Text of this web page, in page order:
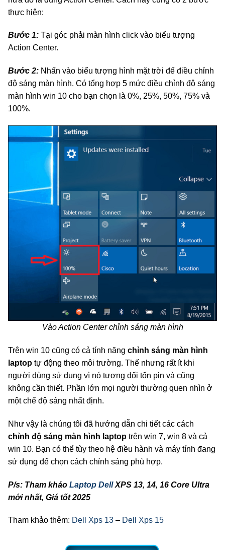
thực hiện:
Bước 1: Tại góc phải màn hình click vào biểu tượng
Action Center.
Bước 2: Nhấn vào biểu tượng hình mặt trời để điều chỉnh
độ sáng màn hình. Có tổng hợp 5 mức điều chỉnh độ sáng
màn hình win 10 cho bạn chọn là 0%, 25%, 50%, 75% và
100%.
Vào Action Center chỉnh sáng màn hình
Trên win 10 cũng có cả tính năng chỉnh sáng màn hình
laptop tự động theo môi trường. Thế nhưng rất ít khi
người dùng sử dụng vì nó tương đối tốn pin và cũng
không cần thiết. Phần lớn mọi người thường quen nhìn ở
một chế độ sáng nhất định.
Như vậy là chúng tôi đã hướng dẫn chi tiết các cách
chỉnh độ sáng màn hình laptop trên win 7, win 8 và cả
win 10. Bạn có thể tùy theo hệ điều hành và máy tính đang
sử dụng để chọn cách chỉnh sáng phù hợp.
P/s: Tham khảo Laptop DellXPS 13, 14, 16 Core Ultra
mới nhất, Giá tốt 2025
Tham khảo thêm: Dell Xps 13 – Dell Xps 15